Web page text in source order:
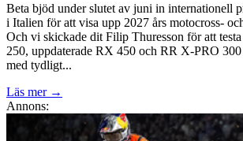
Beta bjöd under slutet av juni in internationell
i Italien för att visa upp 2027 års motocross-
Och vi skickade dit Filip Thuresson för att
250, uppdaterade RX 450 och RR X-PRO
med tydligt...
Läs mer →
Annons: